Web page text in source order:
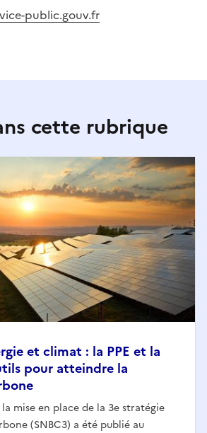
public.gouv.fr
cette rubrique
et climat : la PPE et la
pour atteindre la
mise en place de la 3e stratégie
(SNBC3) a été publié au